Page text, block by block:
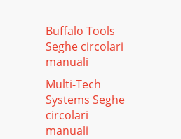
Buffalo Tools
Seghe circolari
manuali
Multi-Tech
Systems Seghe
circolari
manuali